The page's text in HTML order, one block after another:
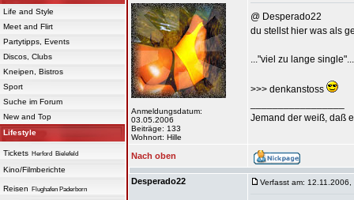
Life and Style
Meet and Flirt
Partytipps, Events
Discos, Clubs
Kneipen, Bistros
Sport
Suche im Forum
New and Top
Lifestyle
Tickets Herford Bielefeld
Kino/Filmberichte
Reisen Flughafen Paderborn
Anmeldungsdatum:
03.05.2006
Beiträge: 133
Wohnort: Hille
@ Desperado22
du stellst hier was als
..."viel zu lange
>>> denkanstoss
Jemand der weiß, daß
Nach oben
Desperado22 Verfasst am: 12.11.2006,